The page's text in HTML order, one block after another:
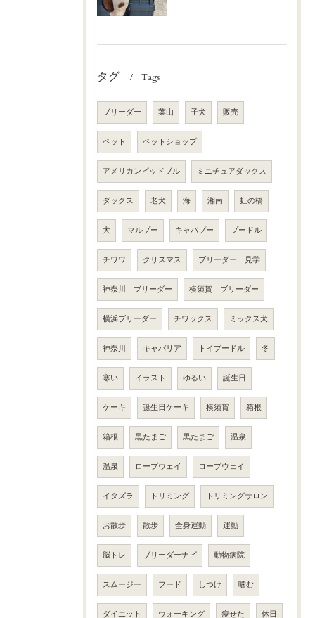
タグ Tags
ブリーダー 葉山 子犬 販売
ペット ペットショップ
アメリカンピッドブル ミニチュアダックス
ダックス 老犬 海 湘南 虹の橋
犬 マルプー キャバプー プードル
チワワ クリスマス ブリーダー 見学
神奈川 ブリーダー 横須賀 ブリーダー
横浜ブリーダー チワックス ミックス犬
神奈川 キャバリア トイプードル 冬
寒い イラスト ゆるい 誕生日
ケーキ 誕生日ケーキ 横須賀 箱根
箱根 黒たまご 黒たまご 温泉
温泉 ロープウェイ ロープウェイ
イタズラ トリミング トリミングサロン
お散歩 散歩 全身運動 運動
脳トレ ブリーダーナビ 動物病院
スムージー フード しつけ 噛む
ダイエット ウォーキング 痩せた 休日